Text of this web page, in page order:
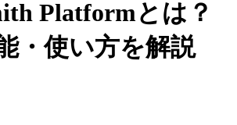
Platformとは？
・使い方を解説